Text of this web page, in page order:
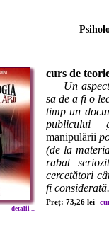
detalii ...
curs de
Un
sa de a fi o
timp un
publicului
manipulării
(de la
rabat
cercetători
fi
Preț: 73,26 lei